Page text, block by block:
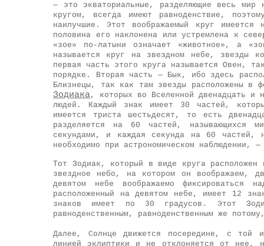
— это экваториальные, разделяющие весь
кругом, всегда имеют равноденствие,
наилучшие. Этот воображаемый круг
половина его наклонена или устремлена к
«зое» по-латыни означает «животное», а
называется круг на звездном небе, звезды
первая часть этого круга называется Овен,
порядке. Вторая часть — Бык, ибо здесь
Близнецы, так как там звезды расположены в
Зодиака, которых во Вселенной двенадцать и
людей. Каждый знак имеет 30 частей,
имеется триста шестьдесят, то есть
разделяется на 60 частей, называющихся
секундами, и каждая секунда на 60 частей,
необходимо при астрономическом
Тот Зодиак, который в виде круга
звездное небо, на котором он воображаем,
девятом небе воображаемо
расположенный на девятом небе, имеет 12
знаков имеет по 30 градусов. Этот
равноденственным, равноденственным же
Далее, Солнце движется посередине, с той
линией эклиптики и не отклоняется от нее,